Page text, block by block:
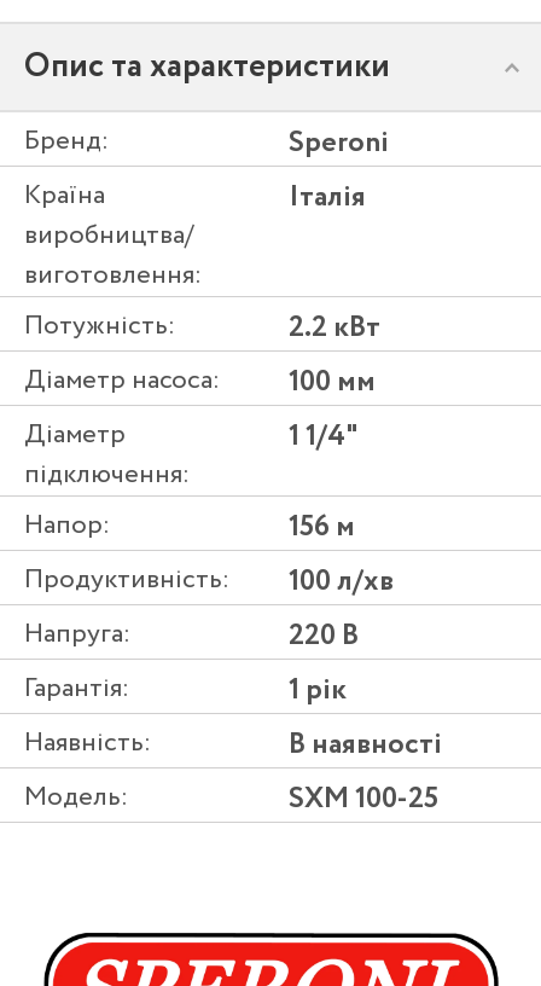
Опис та характеристики
Бренд: Speroni
Країна
виробництва/
виготовлення:
Італія
Потужність: 2.2 кВт
Діаметр насоса: 100 мм
Діаметр
підключення:
1 1/4"
Напор: 156 м
Продуктивність: 100 л/хв
Напруга: 220 В
Гарантія: 1 рік
Наявність: В наявності
Модель: SXM 100-25